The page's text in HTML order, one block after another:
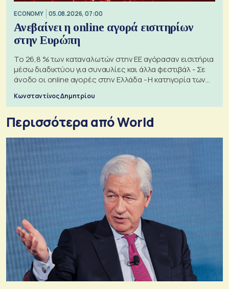
ECONOMY 05.08.2026, 07:00
Ανεβαίνει η online αγορά εισιτηρίων
στην Ευρώπη
Το 26,8 % των καταναλωτών στην ΕΕ αγόρασαν εισιτήρια
μέσω διαδικτύου για συναυλίες και άλλα φεστιβάλ - Σε
άνοδο οι online αγορές στην Ελλάδα - Η κατηγορία των
Κωνσταντίνος Δημητρίου
Περισσότερα από World